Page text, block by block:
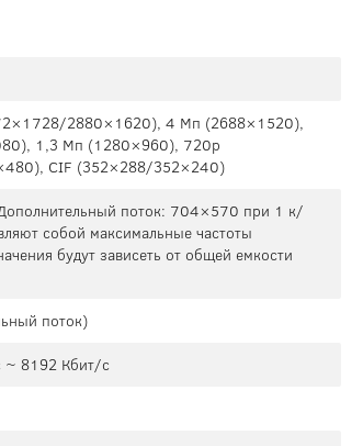
2880×1620), 4 Мп (2688×1520),
1,3 Мп (1280×960), 720p
CIF (352×288/352×240)
поток: 704×570 при 1 к/
собой максимальные частоты
будут зависеть от общей емкости
поток)
~ 8192 Кбит/с